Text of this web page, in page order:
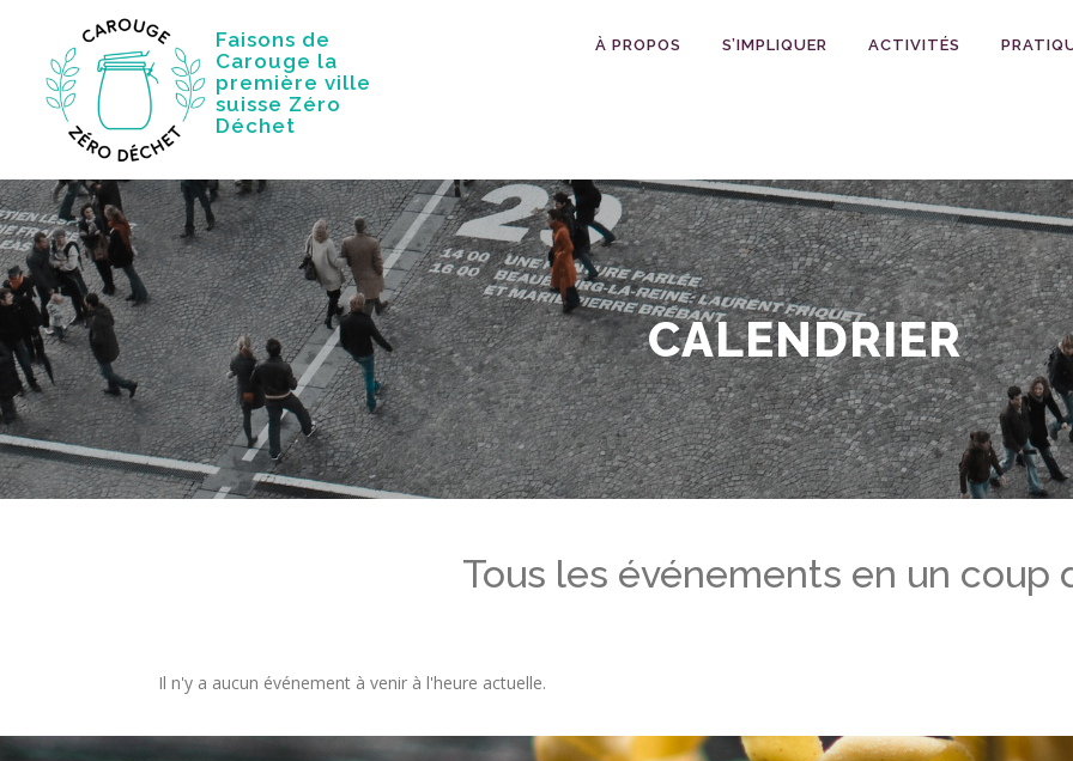
contenu
Faisons de
Carouge la
première ville
suisse Zéro
Déchet
À PROPOS S’IMPLIQUER ACTIVITÉS
CALENDRIER
Tous les événements en un coup
Il n'y a aucun événement à venir à l'heure actuelle.